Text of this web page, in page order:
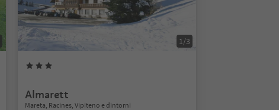
1/3
Almarett
Mareta, Racines, Vipiteno e dintorni